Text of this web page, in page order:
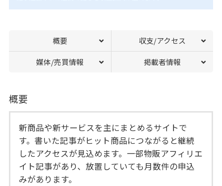
概要 収支/アクセス
媒体/売買情報 掲載者情報
概要
新商品や新サービスを主にまとめるサイトで
す。書いた記事がヒット商品につながると継続
したアクセスが見込めます。一部物販アフィリエ
イト記事があり、放置していても月数件の申込
みがあります。